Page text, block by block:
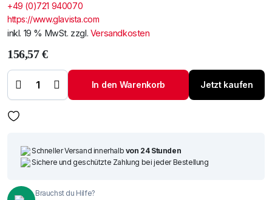
+49 (0)721 940070
https://www.glavista.com
inkl. 19 % MwSt. zzgl. Versandkosten
156,57€
Windschutzscheibe
/ Frontscheibe
Toyota HI-ACE 01-
Menge
In den Warenkorb Jetzt kaufen
Schneller Versand innerhalb von 24 Stunden
Sichere und geschützte Zahlung bei jeder Bestellung
Brauchst du Hilfe?